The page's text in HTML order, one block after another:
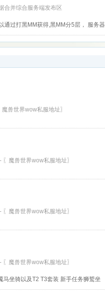
合并综合服务端发布区
通过打黑MM获得,黑MM分5层， 服务器
魔兽世界wow私服地址〗
〖魔兽世界wow私服地址〗
〖魔兽世界wow私服地址〗
〖魔兽世界wow私服地址〗
坐骑以及T2 T3套装 新手任务狮鹫坐